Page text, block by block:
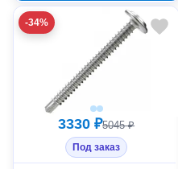
PR17.00332
-34%
3330 ₽5045 ₽
Под заказ